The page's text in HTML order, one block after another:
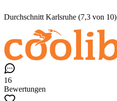
Durchschnitt Karlsruhe (7,3 von 10)
16
Bewertungen